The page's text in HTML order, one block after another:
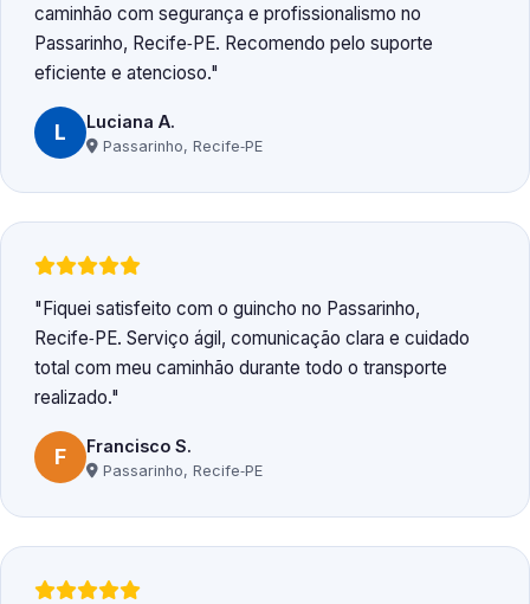
caminhão com segurança e profissionalismo no
Passarinho, Recife‑PE. Recomendo pelo suporte
eficiente e atencioso.
L Luciana A.
Passarinho, Recife‑PE
Fiquei satisfeito com o guincho no Passarinho,
Recife‑PE. Serviço ágil, comunicação clara e cuidado
total com meu caminhão durante todo o transporte
realizado.
F Francisco S.
Passarinho, Recife‑PE